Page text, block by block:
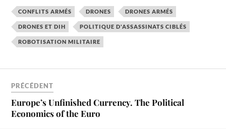
CONFLITS ARMÉS DRONES DRONES ARMÉS
DRONES ET DIH POLITIQUE D'ASSASSINATS CIBLÉS
ROBOTISATION MILITAIRE
PRÉCÉDENT
Europe’s Unfinished Currency. The Political
Economics of the Euro